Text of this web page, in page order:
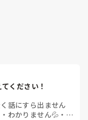
ください！
話にすら出ません
・ わかりません💦 ・ そ